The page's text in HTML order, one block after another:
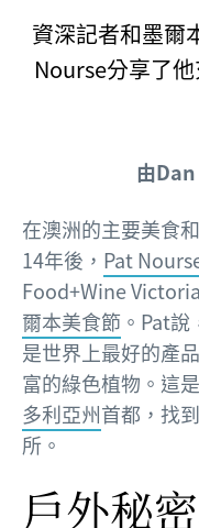
資深記者和墨爾
Nourse分享了
由
在澳洲的主要美食
14年後， Pat
Food+Wine
爾本美食節 。Pat
是世界上最好的產
富的綠色植物。這
多利亞州首都，找
所。
戶外秘